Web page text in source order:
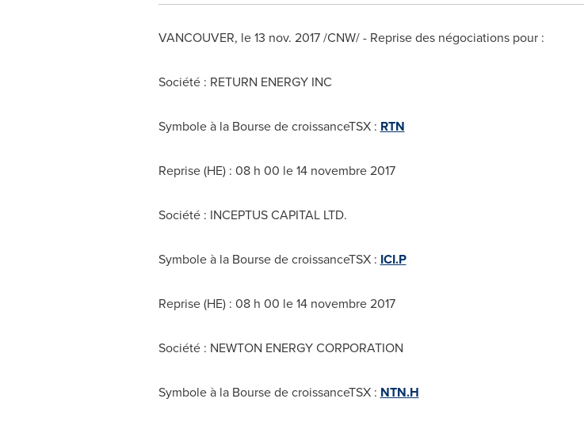
VANCOUVER, le13 nov. 2017/CNW/ - Reprise des négociations pour :
Société : RETURN ENERGY INC
Symbole à la Bourse de croissanceTSX : RTN
Reprise (HE) : 08 h 00 le 14 novembre 2017
Société : INCEPTUS CAPITAL LTD.
Symbole à la Bourse de croissanceTSX : ICI.P
Reprise (HE) : 08 h 00 le 14 novembre 2017
Société : NEWTON ENERGY CORPORATION
Symbole à la Bourse de croissanceTSX : NTN.H